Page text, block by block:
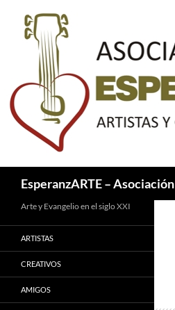
contenido
EsperanzARTE –
Arte y Evangelio en el siglo XXI
ARTISTAS
CREATIVOS
AMIGOS